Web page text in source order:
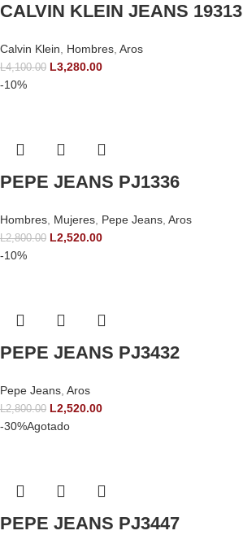
CALVIN KLEIN JEANS 19313
Calvin Klein, Hombres, Aros
L4,100.00 L3,280.00
-10%
PEPE JEANS PJ1336
Hombres, Mujeres, Pepe Jeans, Aros
L2,800.00 L2,520.00
-10%
PEPE JEANS PJ3432
Pepe Jeans, Aros
L2,800.00 L2,520.00
-30%Agotado
PEPE JEANS PJ3447